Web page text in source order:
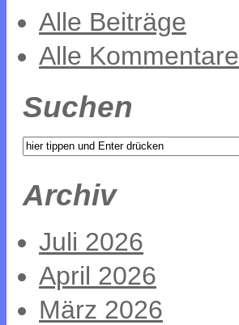
Alle Beiträge
Alle Kommentare
Suchen
Archiv
Juli 2026
April 2026
März 2026